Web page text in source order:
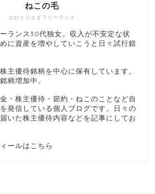
おひとりさまフリーランス
ねこの毛
ランス30代独女。収入が不安定な状
に資産を増やしていこうと日々試行錯
主優待銘柄を中心に保有しています。
柄増加中。
・株主優待・節約・ねこのことなど自
発信している個人ブログです。日々の
いた株主優待内容などを記事にしてお
ールはこちら